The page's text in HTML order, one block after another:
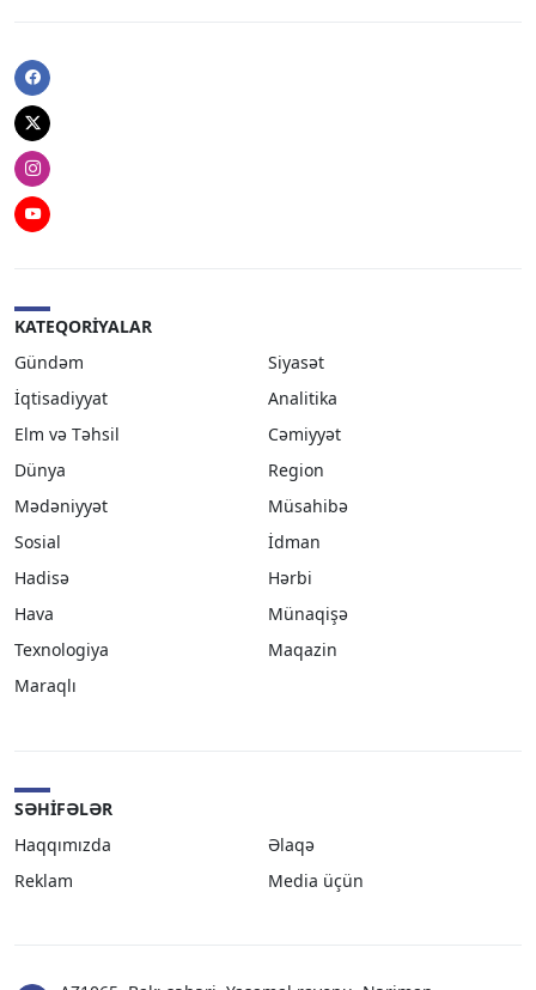
Facebook
Twitter
Instagram
Youtube
KATEQORIYALAR
Gündəm
Siyasət
İqtisadiyyat
Analitika
Elm və Təhsil
Cəmiyyət
Dünya
Region
Mədəniyyət
Müsahibə
Sosial
İdman
Hadisə
Hərbi
Hava
Münaqişə
Texnologiya
Maqazin
Maraqlı
SƏHIFƏLƏR
Haqqımızda
Əlaqə
Reklam
Media üçün